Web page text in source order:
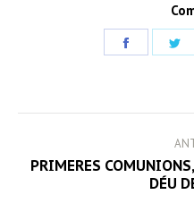
PRIMERES
DÉU